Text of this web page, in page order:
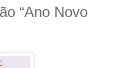
“Ano Novo